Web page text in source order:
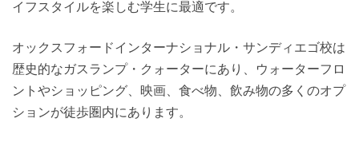
イフスタイルを楽しむ学生に最適です。
オックスフォードインターナショナル・サンディエゴ校は
歴史的なガスランプ・クォーターにあり、ウォーターフロ
ントやショッピング、映画、食べ物、飲み物の多くのオプ
ションが徒歩圏内にあります。